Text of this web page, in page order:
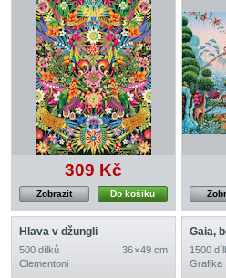
309 Kč
Do košíku
Zobrazit
Hlava v džungli
500 dílků
36 × 49 cm
Clementoni
1500
Grafika